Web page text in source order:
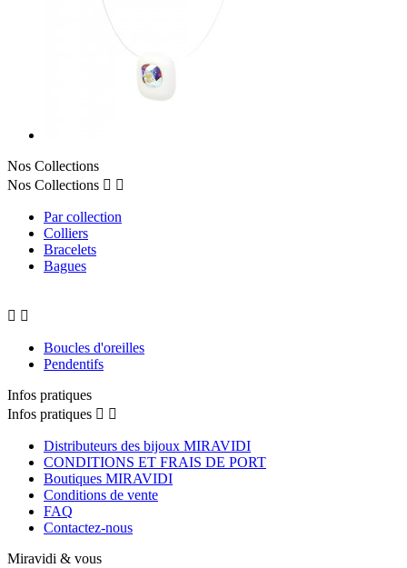
Nos Collections
Nos Collections  
Par collection
Colliers
Bracelets
Bagues
 
Boucles d'oreilles
Pendentifs
Infos pratiques
Infos pratiques  
Distributeurs des bijoux MIRAVIDI
CONDITIONS ET FRAIS DE PORT
Boutiques MIRAVIDI
Conditions de vente
FAQ
Contactez-nous
Miravidi & vous